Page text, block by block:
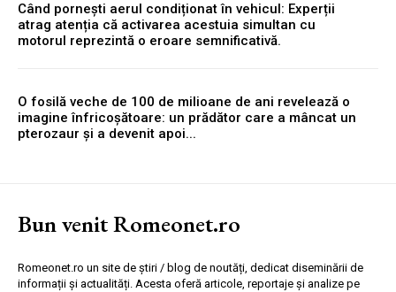
Când pornești aerul condiționat în vehicul: Experții
atrag atenția că activarea acestuia simultan cu
motorul reprezintă o eroare semnificativă.
O fosilă veche de 100 de milioane de ani revelează o
imagine înfricoșătoare: un prădător care a mâncat un
pterozaur și a devenit apoi...
Bun venit Romeonet.ro
Romeonet.ro un site de știri / blog de noutăți, dedicat diseminării de
informații și actualități. Acesta oferă articole, reportaje și analize pe